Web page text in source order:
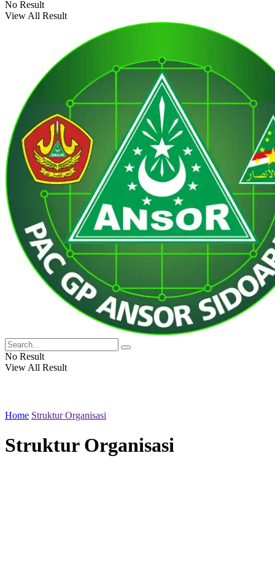
No Result
View All Result
No Result
View All Result
Home Struktur Organisasi
Struktur Organisasi